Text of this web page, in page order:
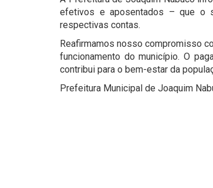
efetivos e aposentados – que o
respectivas contas.
Reafirmamos nosso compromisso
funcionamento do município. O
contribui para o bem-estar da
Prefeitura Municipal de Joaquim